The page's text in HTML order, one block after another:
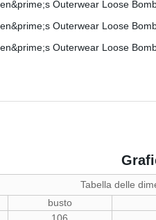
Tabella delle
busto